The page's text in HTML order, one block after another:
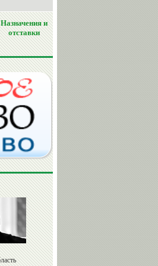
Назначения и
отставки